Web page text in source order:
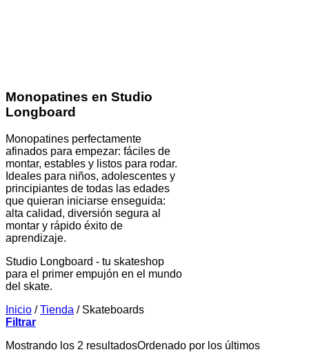
Monopatines en Studio
Longboard
Monopatines perfectamente
afinados para empezar: fáciles de
montar, estables y listos para rodar.
Ideales para niños, adolescentes y
principiantes de todas las edades
que quieran iniciarse enseguida:
alta calidad, diversión segura al
montar y rápido éxito de
aprendizaje.
Studio Longboard - tu skateshop
para el primer empujón en el mundo
del skate.
Inicio / Tienda /Skateboards
Filtrar
Mostrando los 2 resultadosOrdenado por los últimos